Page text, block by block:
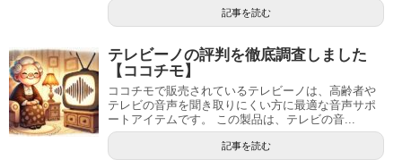
記事を読む
テレビーノの評判を徹底調査しました
【ココチモ】
ココチモで販売されているテレビーノは、高齢者や
テレビの音声を聞き取りにくい方に最適な音声サポ
ートアイテムです。 この製品は、テレビの音...
記事を読む